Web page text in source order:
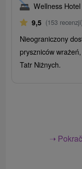
Wellness
9,5 (153
Nieograniczony
pryszniców
Tatr Niżnych.
➝